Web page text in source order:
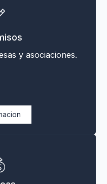
y asociaciones.